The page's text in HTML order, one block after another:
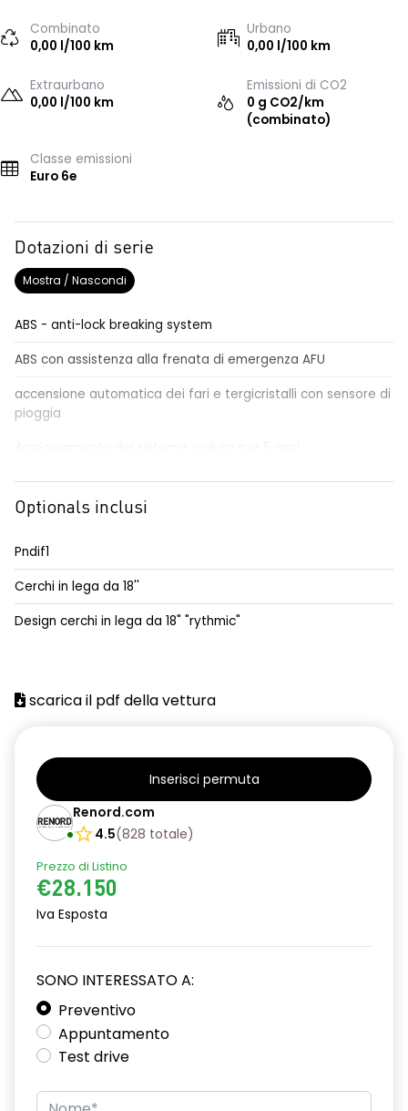
Combinato
0,00 l/100 km
Urbano
0,00 l/100 km
Extraurbano
0,00 l/100 km
Emissioni di CO2
0 g CO2/km
(combinato)
Classe emissioni
Euro 6e
Dotazioni di serie
Mostra / Nascondi
ABS - anti-lock breaking system
ABS con assistenza alla frenata di emergenza AFU
accensione automatica dei fari e tergicristalli con sensore di
pioggia
airbag centrale, airbag laterali e a tendina anteriori e
posteriori
alzacristalli anteriori elettrici impulsionali
alzacristalli posteriori elettrici impulsionali
commutazione automatica abbaglianti/ anabbaglianti
distance warning avviso distanza di sicurezza
driver display 10''
eCall funzionalità soggetta a copertura di rete;
compatibilità 2G/3G o 4G/5G a seconda del veicolo
emergency lane keep assist assistenza d'emergenza al
mantenimento della corsia
integrata
freno di stazionamento elettrico con funzione Auto-Hold
hands-free card per apertura/chiusura porte e avviamento
motore
HAR02
Optionals inclusi
Pndif1
Cerchi in lega da 18''
Design cerchi in lega da 18" "rythmic"
scarica il pdf della vettura
Inserisci permuta
Renord.com
4.5(828 totale)
Prezzo di Listino
€28.150
Iva Esposta
SONO INTERESSATO A:
Preventivo
Appuntamento
Test drive